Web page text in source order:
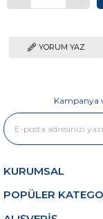
YORUM YAZ
Kampanya
KURUMSAL
POPÜLER